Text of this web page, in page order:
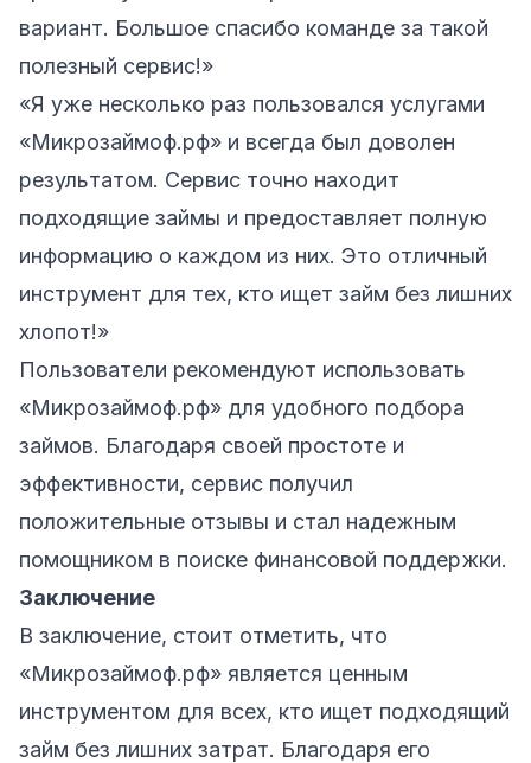
вариант. Большое спасибо команде за такой
полезный сервис!»
«Я уже несколько раз пользовался услугами
«Микрозаймоф.рф» и всегда был доволен
результатом. Сервис точно находит
подходящие займы и предоставляет полную
информацию о каждом из них. Это отличный
инструмент для тех, кто ищет займ без лишних
хлопот!»
Пользователи рекомендуют использовать
«Микрозаймоф.рф» для удобного подбора
займов. Благодаря своей простоте и
эффективности, сервис получил
положительные отзывы и стал надежным
помощником в поиске финансовой поддержки.
Заключение
В заключение, стоит отметить, что
«Микрозаймоф.рф» является ценным
инструментом для всех, кто ищет подходящий
займ без лишних затрат. Благодаря его